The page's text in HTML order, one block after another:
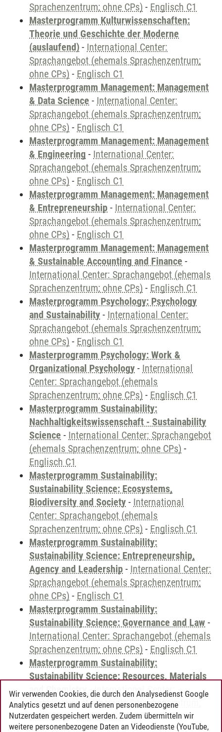
Sprachenzentrum; ohne CPs) - Englisch C1
Masterprogramm Kulturwissenschaften:
Theorie und Geschichte der Moderne
(auslaufend) - International Center:
Sprachangebot (ehemals Sprachenzentrum;
ohne CPs) - Englisch C1
Masterprogramm Management: Management
& Data Science - International Center:
Sprachangebot (ehemals Sprachenzentrum;
ohne CPs) - Englisch C1
Masterprogramm Management: Management
& Engineering - International Center:
Sprachangebot (ehemals Sprachenzentrum;
ohne CPs) - Englisch C1
Masterprogramm Management: Management
& Entrepreneurship - International Center:
Sprachangebot (ehemals Sprachenzentrum;
ohne CPs) - Englisch C1
Masterprogramm Management: Management
& Sustainable Accounting and Finance -
International Center: Sprachangebot (ehemals
Sprachenzentrum; ohne CPs) - Englisch C1
Masterprogramm Psychology: Psychology
and Sustainability - International Center:
Sprachangebot (ehemals Sprachenzentrum;
ohne CPs) - Englisch C1
Masterprogramm Psychology: Work &
Organizational Psychology - International
Center: Sprachangebot (ehemals
Sprachenzentrum; ohne CPs) - Englisch C1
Masterprogramm Sustainability:
Nachhaltigkeitswissenschaft - Sustainability
Science - International Center: Sprachangebot
(ehemals Sprachenzentrum; ohne CPs) -
Englisch C1
Masterprogramm Sustainability:
Sustainability Science: Ecosystems,
Biodiversity and Society - International
Center: Sprachangebot (ehemals
Sprachenzentrum; ohne CPs) - Englisch C1
Masterprogramm Sustainability:
Sustainability Science: Entrepreneurship,
Agency and Leadership - International Center:
Sprachangebot (ehemals Sprachenzentrum;
ohne CPs) - Englisch C1
Masterprogramm Sustainability:
Sustainability Science: Governance and Law -
International Center: Sprachangebot (ehemals
Sprachenzentrum; ohne CPs) - Englisch C1
Masterprogramm Sustainability:
Sustainability Science: Resources, Materials
and Chemistry -International Center:
Sprachangebot (ehemals Sprachenzentrum;
ohne CPs)-Englisch C1
Wir verwenden Cookies, die durch den Analysedienst Google
Analytics gesetzt und auf denen personenbezogene
Nutzerdaten gespeichert werden. Zudem übermitteln wir
weitere personenbezogene Daten an Videodienste (YouTube,